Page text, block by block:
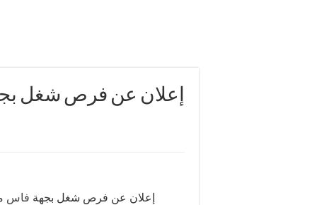
إعلان عن فرص شغل
إعلان عن فرص شغل بجهة فاس